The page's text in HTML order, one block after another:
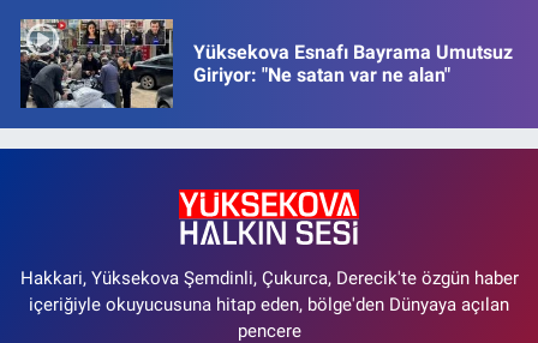
Yüksekova Esnafı Bayrama Umutsuz
Giriyor: "Ne satan var ne alan"
Hakkari, Yüksekova Şemdinli, Çukurca, Derecik'te özgün haber
içeriğiyle okuyucusuna hitap eden, bölge'den Dünyaya açılan
pencere